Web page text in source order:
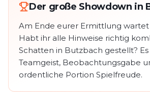
Der große Showdown in
Am Ende eurer Ermittlung wartet
Habt ihr alle Hinweise richtig
Schatten in Butzbach gestellt?
Teamgeist, Beobachtungsgabe
ordentliche Portion Spielfreude.